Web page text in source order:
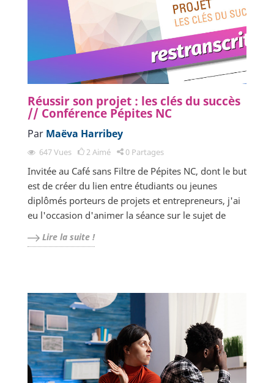
Réussir son projet : les clés du succès
// Conférence Pépites NC
Par Maëva Harribey
647Vues 2Aimé 0 Partages
Invitée au Café sans Filtre de Pépites NC, dont le but
est de créer du lien entre étudiants ou jeunes
diplômés porteurs de projets et entrepreneurs, j'ai
eu l'occasion d'animer la séance sur le sujet de
Lire la suite !